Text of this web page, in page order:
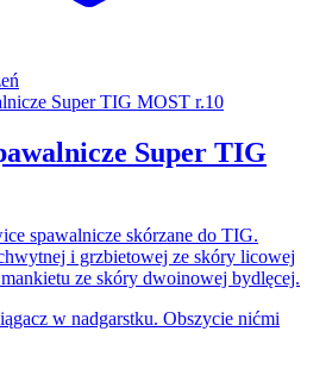
Super TIG
spawalnicze skórzane do TIG.
i grzbietowej ze skóry licowej
ze skóry dwoinowej bydlęcej.
w nadgarstku. Obszycie nićmi